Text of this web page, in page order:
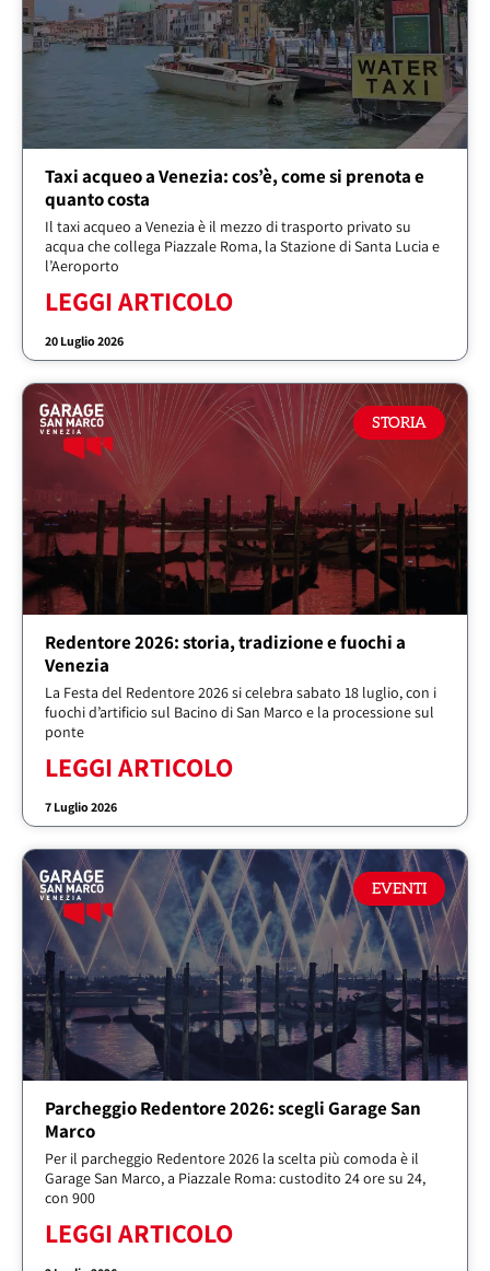
Taxi acqueo a Venezia: cos’è, come si prenota e
quanto costa
Il taxi acqueo a Venezia è il mezzo di trasporto privato su
acqua che collega Piazzale Roma, la Stazione di Santa Lucia e
l’Aeroporto
LEGGI ARTICOLO
20 Luglio 2026
STORIA
Redentore 2026: storia, tradizione e fuochi a
Venezia
La Festa del Redentore 2026 si celebra sabato 18 luglio, con i
fuochi d’artificio sul Bacino di San Marco e la processione sul
ponte
LEGGI ARTICOLO
7 Luglio 2026
EVENTI
Parcheggio Redentore 2026: scegli Garage San
Marco
Per il parcheggio Redentore 2026 la scelta più comoda è il
Garage San Marco, a Piazzale Roma: custodito 24 ore su 24,
con 900
LEGGI ARTICOLO